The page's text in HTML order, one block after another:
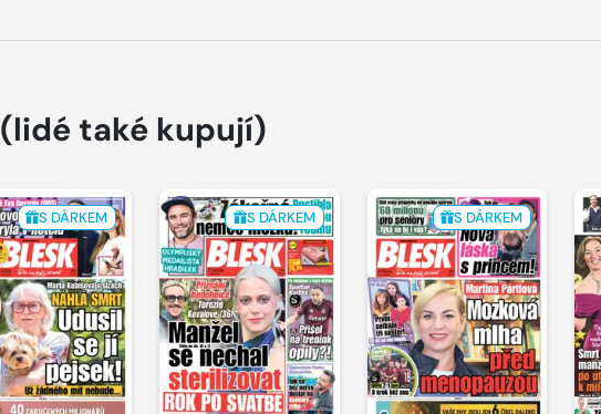
(lidé také kupují)
S DÁRKEM S DÁRKEM S DÁRKEM